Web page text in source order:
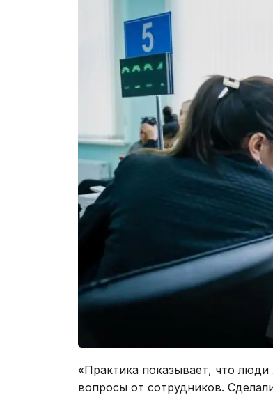
«Практика показывает, что
вопросы от сотрудников.